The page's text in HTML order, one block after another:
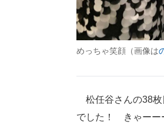
めっちゃ笑顔（画像は
松任谷さんの38枚
でした！ きゃーー